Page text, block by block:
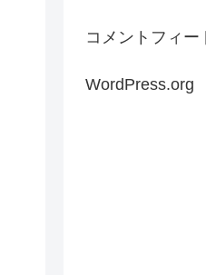
コメントフィー
WordPress.org